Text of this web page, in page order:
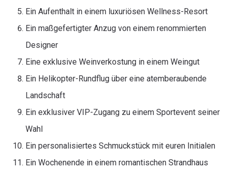
Ein Aufenthalt in einem luxuriösen Wellness-Resort
Ein maßgefertigter Anzug von einem renommierten
Designer
Eine exklusive Weinverkostung in einem Weingut
Ein Helikopter-Rundflug über eine atemberaubende
Landschaft
Ein exklusiver VIP-Zugang zu einem Sportevent seiner
Wahl
Ein personalisiertes Schmuckstück mit euren Initialen
Ein Wochenende in einem romantischen Strandhaus